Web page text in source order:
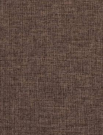
лен с отвори 2 бр таупе
institutions
цел.
си с бутона "Добави в
да изберете броя
Adăugați produsul în
selecta detaliile